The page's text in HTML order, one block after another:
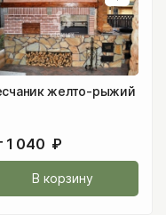
желто-рыжий
1 040 ₽
В корзину